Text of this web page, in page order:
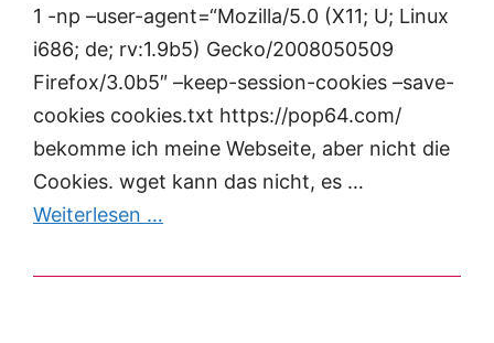
1 -np –user-agent=“Mozilla/5.0 (X11; U; Linux
i686; de; rv:1.9b5) Gecko/2008050509
Firefox/3.0b5″ –keep-session-cookies –save-
cookies cookies.txt https://pop64.com/
bekomme ich meine Webseite, aber nicht die
Cookies. wget kann das nicht, es …
Weiterlesen …